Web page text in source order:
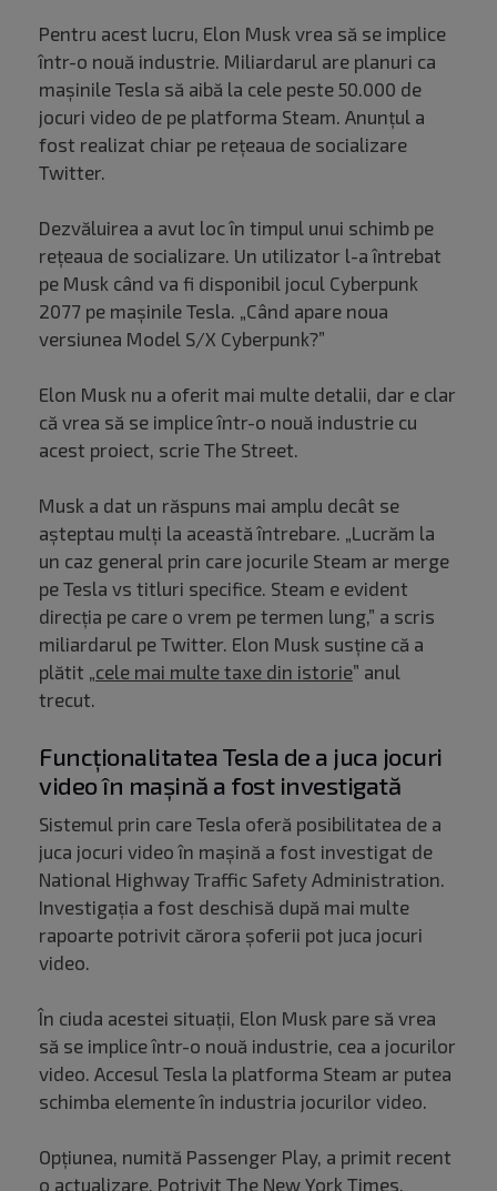
Pentru acest lucru, Elon Musk vrea să se implice
într-o nouă industrie. Miliardarul are planuri ca
mașinile Tesla să aibă la cele peste 50.000 de
jocuri video de pe platforma Steam. Anunțul a
fost realizat chiar pe rețeaua de socializare
Twitter.
Dezvăluirea a avut loc în timpul unui schimb pe
rețeaua de socializare. Un utilizator l-a întrebat
pe Musk când va fi disponibil jocul Cyberpunk
2077 pe mașinile Tesla. „Când apare noua
versiunea Model S/X Cyberpunk?”
Elon Musk nu a oferit mai multe detalii, dar e clar
că vrea să se implice într-o nouă industrie cu
acest proiect, scrie The Street.
Musk a dat un răspuns mai amplu decât se
așteptau mulți la această întrebare. „Lucrăm la
un caz general prin care jocurile Steam ar merge
pe Tesla vs titluri specifice. Steam e evident
direcția pe care o vrem pe termen lung,” a scris
miliardarul pe Twitter. Elon Musk susține că a
plătit „cele mai multe taxe din istorie” anul
trecut.
Funcționalitatea Tesla de a juca jocuri
video în mașină a fost investigată
Sistemul prin care Tesla oferă posibilitatea de a
juca jocuri video în mașină a fost investigat de
National Highway Traffic Safety Administration.
Investigația a fost deschisă după mai multe
rapoarte potrivit cărora șoferii pot juca jocuri
video.
În ciuda acestei situații, Elon Musk pare să vrea
să se implice într-o nouă industrie, cea a jocurilor
video. Accesul Tesla la platforma Steam ar putea
schimba elemente în industria jocurilor video.
Opțiunea, numită Passenger Play, a primit recent
o actualizare. Potrivit The New York Times,